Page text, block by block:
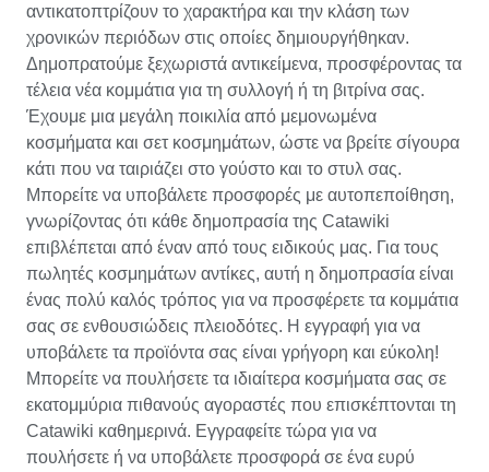
αντικατοπτρίζουν το χαρακτήρα και την κλάση των
χρονικών περιόδων στις οποίες δημιουργήθηκαν.
Δημοπρατούμε ξεχωριστά αντικείμενα, προσφέροντας τα
τέλεια νέα κομμάτια για τη συλλογή ή τη βιτρίνα σας.
Έχουμε μια μεγάλη ποικιλία από μεμονωμένα
κοσμήματα και σετ κοσμημάτων, ώστε να βρείτε σίγουρα
κάτι που να ταιριάζει στο γούστο και το στυλ σας.
Μπορείτε να υποβάλετε προσφορές με αυτοπεποίθηση,
γνωρίζοντας ότι κάθε δημοπρασία της Catawiki
επιβλέπεται από έναν από τους ειδικούς μας. Για τους
πωλητές κοσμημάτων αντίκες, αυτή η δημοπρασία είναι
ένας πολύ καλός τρόπος για να προσφέρετε τα κομμάτια
σας σε ενθουσιώδεις πλειοδότες. Η εγγραφή για να
υποβάλετε τα προϊόντα σας είναι γρήγορη και εύκολη!
Μπορείτε να πουλήσετε τα ιδιαίτερα κοσμήματα σας σε
εκατομμύρια πιθανούς αγοραστές που επισκέπτονται τη
Catawiki καθημερινά. Εγγραφείτε τώρα για να
πουλήσετε ή να υποβάλετε προσφορά σε ένα ευρύ